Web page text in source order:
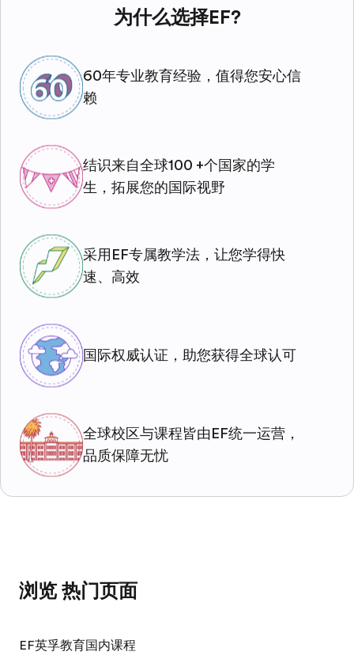
为什么选择EF?
60年专业教育经验，值得您安心信
赖
结识来自全球100 +个国家的学
生，拓展您的国际视野
采用EF专属教学法，让您学得快
速、高效
国际权威认证，助您获得全球认可
全球校区与课程皆由EF统一运营，
品质保障无忧
浏览 热门页面
EF英孚教育国内课程